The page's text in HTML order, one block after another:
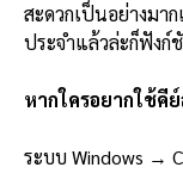
สะดวกเป็นอย่างมา
ประจำแล้วล่ะก็ฟังก์
หากใครอยากใช้คี
ระบบ Windows →